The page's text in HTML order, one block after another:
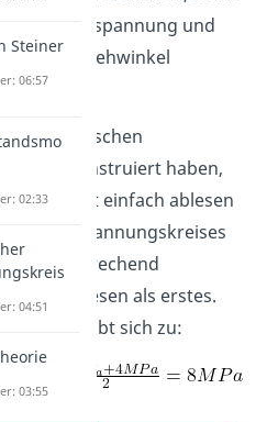
Schubspannung und
Drehwinkel
den Mohrschen
konstruiert haben,
den Rest einfach ablesen
des Spannungskreises
Dementsprechend
wir diesen als erstes.
ergibt sich zu:
Steiner
06:57
02:33
04:51
03:55